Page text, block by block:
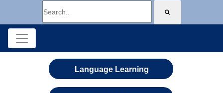
Language Learning